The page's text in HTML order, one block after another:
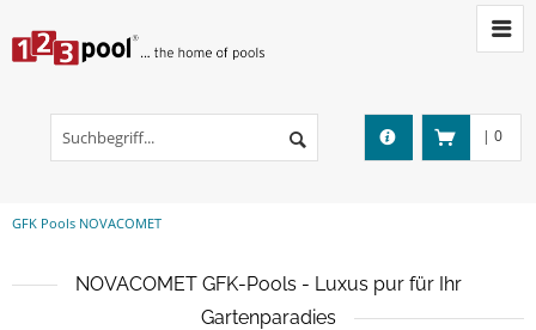
| 0
GFK Pools NOVACOMET
NOVACOMET GFK-Pools - Luxus pur für Ihr
Gartenparadies